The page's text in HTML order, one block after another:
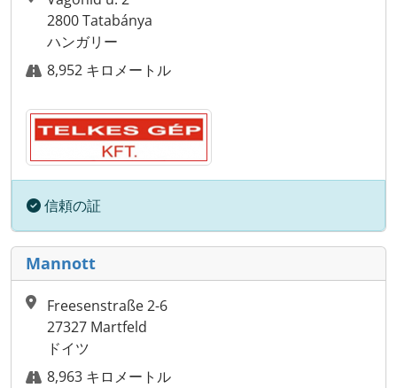
2800 Tatabánya
ハンガリー
8,952 キロメートル
信頼の証
Mannott
Freesenstraße 2-6
27327 Martfeld
ドイツ
8,963 キロメートル